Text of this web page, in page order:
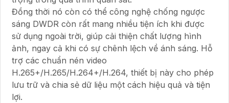
Đồng thời nó còn có thể công nghệ chống ngược
sáng DWDR còn rất mang nhiều tiện ích khi được
sử dụng ngoài trời, giúp cải thiện chất lượng hình
ảnh, ngay cả khi có sự chênh lệch về ánh sáng. Hỗ
trợ các chuẩn nén video
H.265+/H.265/H.264+/H.264, thiết bị này cho phép
lưu trữ và chia sẻ dữ liệu một cách hiệu quả và tiện
lợi.